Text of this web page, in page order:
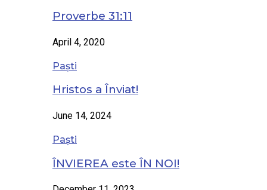
Proverbe 31:11
April 4, 2020
Paști
Hristos a Înviat!
June 14, 2024
Paști
ÎNVIEREA este ÎN NOI!